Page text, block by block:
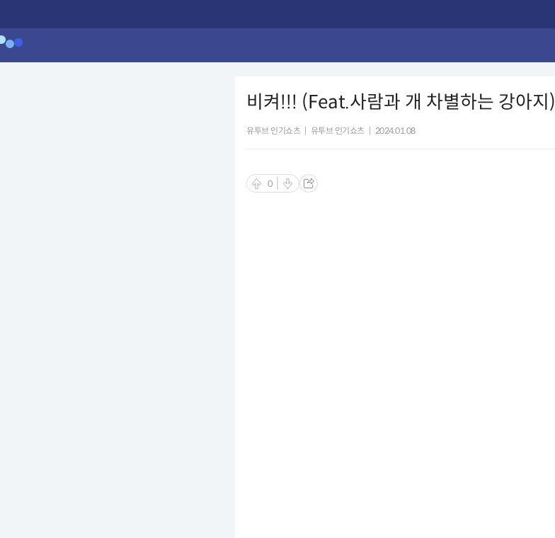
비켜!!! (Feat.사람과 개 차별하는 강아지)
유투브 인기쇼츠 유투브 인기쇼츠 2024.01.08
0